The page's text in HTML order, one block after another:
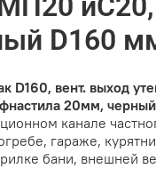
D160
D160, вент. выход
20мм, черный
канале
гараже,
бани, внешней